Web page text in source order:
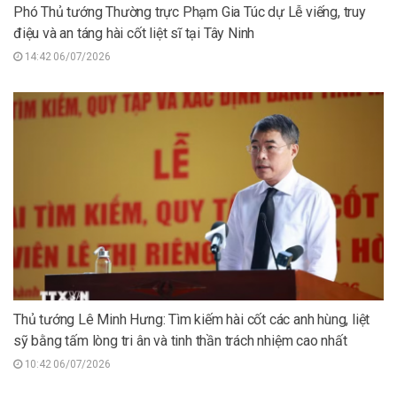
Phó Thủ tướng Thường trực Phạm Gia Túc dự Lễ viếng, truy
điệu và an táng hài cốt liệt sĩ tại Tây Ninh
14:42 06/07/2026
Thủ tướng Lê Minh Hưng: Tìm kiếm hài cốt các anh hùng, liệt
sỹ bằng tấm lòng tri ân và tinh thần trách nhiệm cao nhất
10:42 06/07/2026